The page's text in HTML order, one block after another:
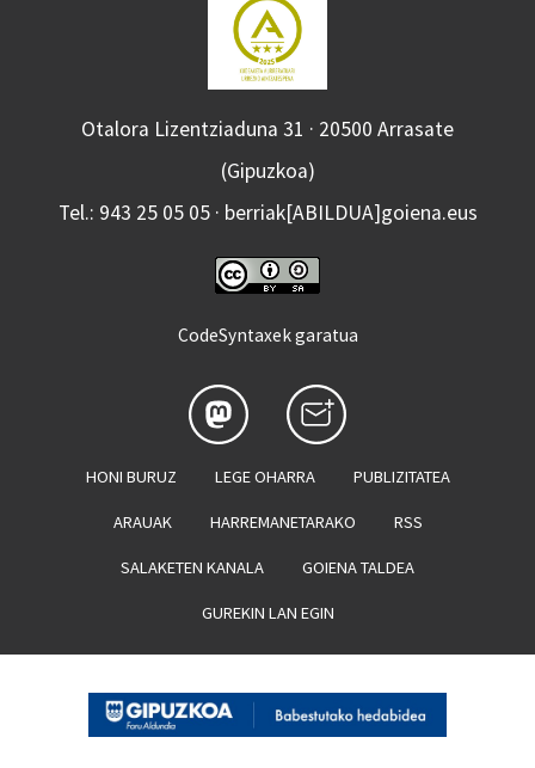
Otalora Lizentziaduna 31 · 20500 Arrasate
(Gipuzkoa)
Tel.: 943 25 05 05 · berriak[ABILDUA]goiena.eus
CodeSyntaxek garatua
HONI BURUZ LEGE OHARRA PUBLIZITATEA
ARAUAK HARREMANETARAKO RSS
SALAKETEN KANALA GOIENA TALDEA
GUREKIN LAN EGIN